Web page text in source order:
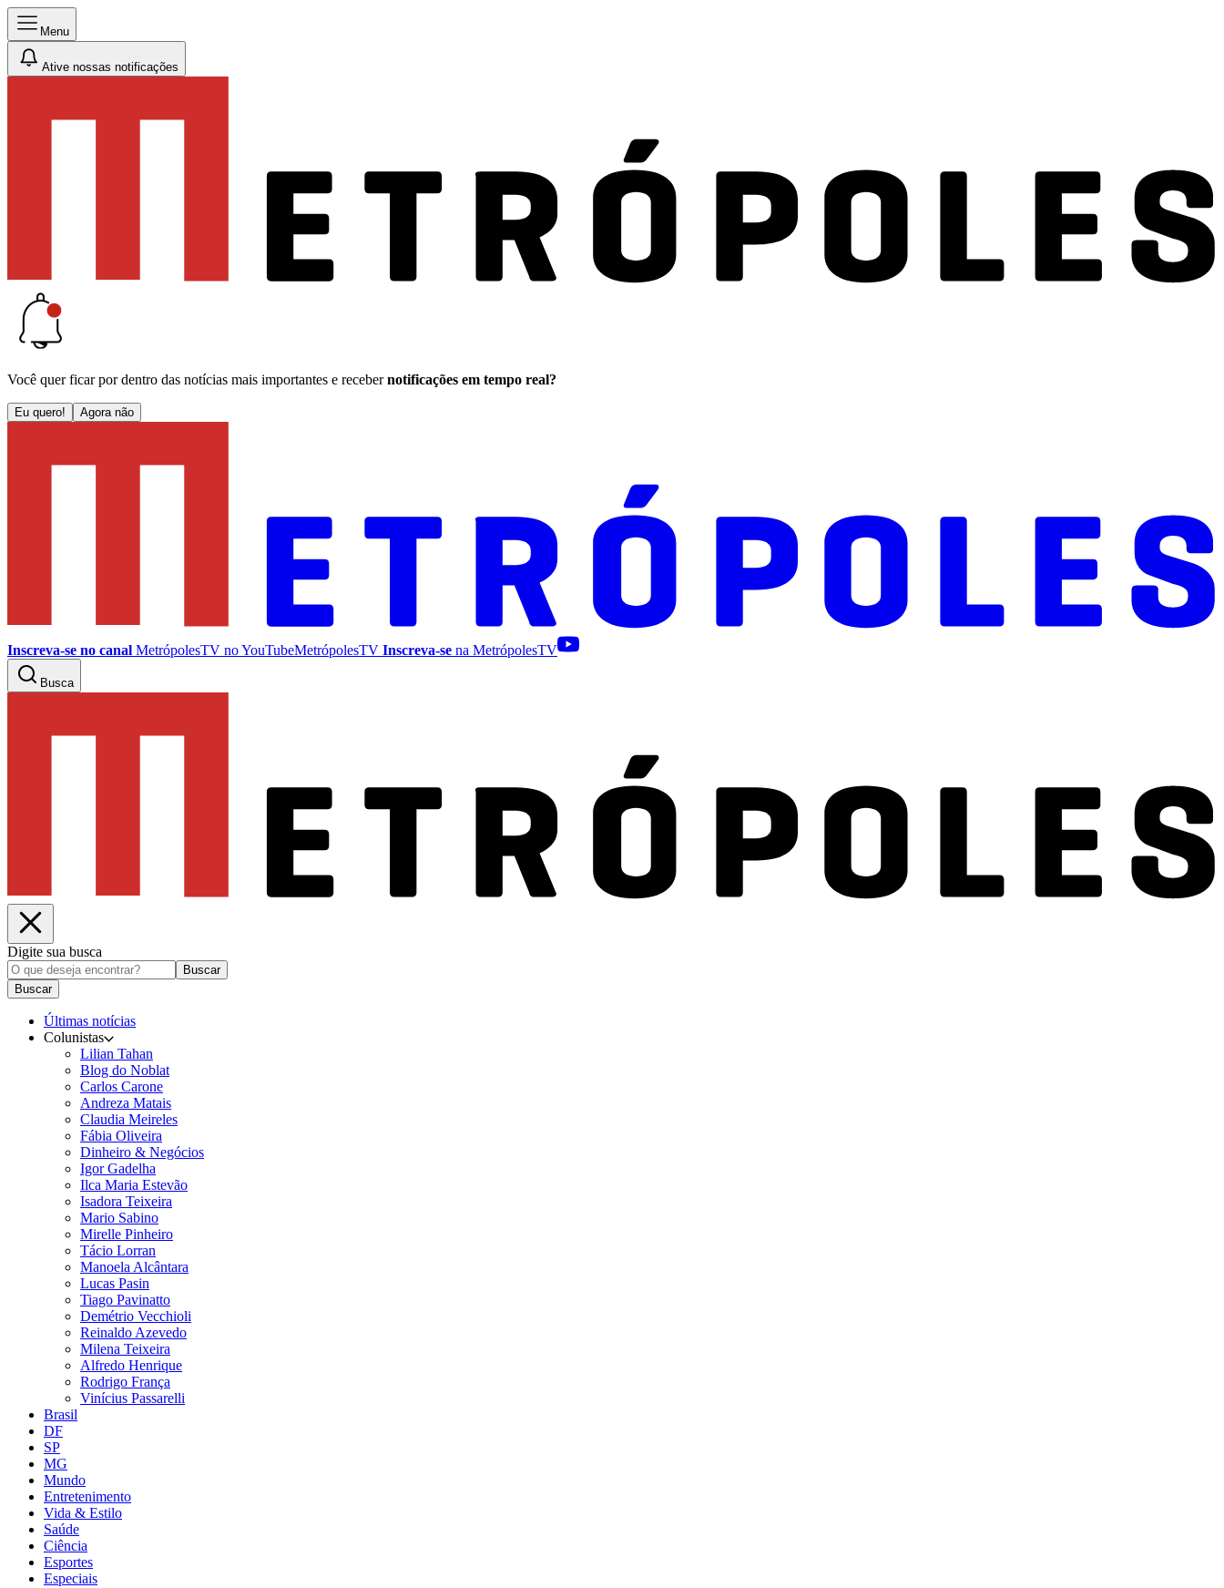
Menu
Ative nossas notificações
Você quer ficar por dentro das notícias mais importantes e receber notificações em tempo real?
Eu quero! Agora não
Inscreva-se no canal MetrópolesTV noYouTubeMetrópolesTV Inscreva-se na MetrópolesTV
Busca
Digite sua busca
Buscar
Buscar
Últimas notícias
Colunistas
Lilian Tahan
Blog do Noblat
Carlos Carone
Andreza Matais
Claudia Meireles
Fábia Oliveira
Dinheiro & Negócios
Igor Gadelha
Ilca Maria Estevão
Isadora Teixeira
Mario Sabino
Mirelle Pinheiro
Tácio Lorran
Manoela Alcântara
Lucas Pasin
Tiago Pavinatto
Demétrio Vecchioli
Reinaldo Azevedo
Milena Teixeira
Alfredo Henrique
Rodrigo França
Vinícius Passarelli
Brasil
DF
SP
MG
Mundo
Entretenimento
Vida & Estilo
Saúde
Ciência
Esportes
Especiais